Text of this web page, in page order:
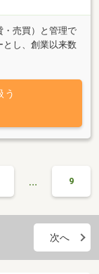
・売買）と管理で
とし、創業以来数
ームページでは
ケアカウンセラ
・心のケア・生
ムページをご覧
・いきいきサロ
いただけます。
う
… 9
次へ